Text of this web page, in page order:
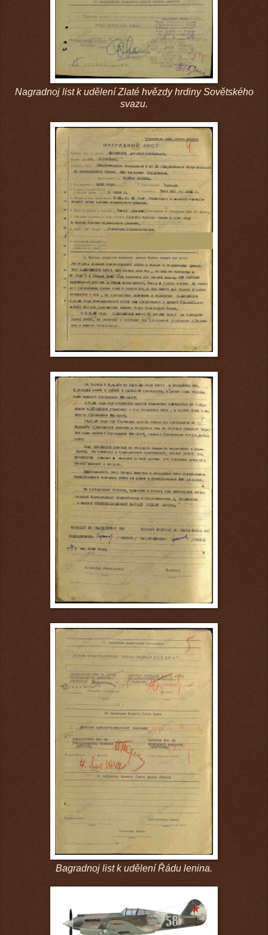
Nagradnoj list k udělení Zlaté hvězdy hrdiny Sovětského
svazu.
Bagradnoj list k udělení Řádu lenina.